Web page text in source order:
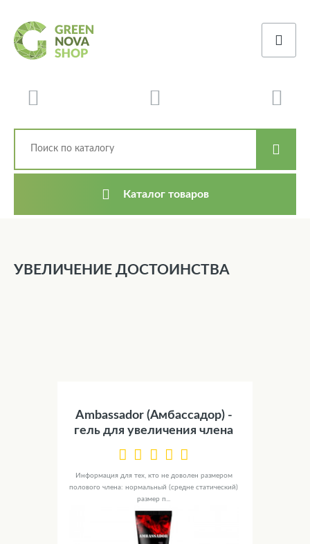
Каталог товаров
УВЕЛИЧЕНИЕ ДОСТОИНСТВА
Ambassador (Амбассадор) -
гель для увеличения члена
Информация для тех, кто не доволен размером
полового члена: нормальный (средне статический)
размер п...